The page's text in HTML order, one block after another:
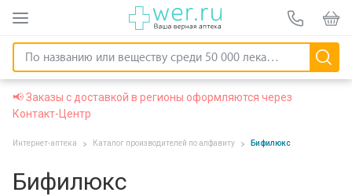
📢 Заказы с доставкой в регионы оформляются через
Контакт-Центр
Интернет-аптека Каталог производителей по алфавиту Бифилюкс
Бифилюкс